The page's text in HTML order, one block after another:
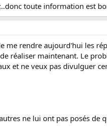
toute information est
rendre aujourd'hui les
réaliser maintenant. Le
et ne veux pas divulguer
ne lui ont pas posés de